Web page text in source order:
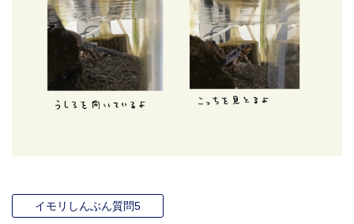
イモリしんぶん質問5